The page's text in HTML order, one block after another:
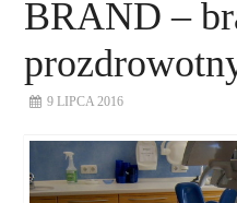
BRAND –
9 LIPCA 2016